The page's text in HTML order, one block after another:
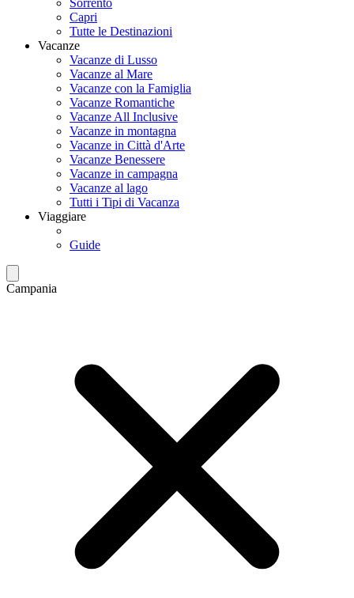
Sorrento
Capri
Tutte le Destinazioni
Vacanze
Vacanze di Lusso
Vacanze al Mare
Vacanze con la Famiglia
Vacanze Romantiche
Vacanze All Inclusive
Vacanze in montagna
Vacanze in Città d'Arte
Vacanze Benessere
Vacanze in campagna
Vacanze al lago
Tutti i Tipi di Vacanza
Viaggiare
Guide
Campania